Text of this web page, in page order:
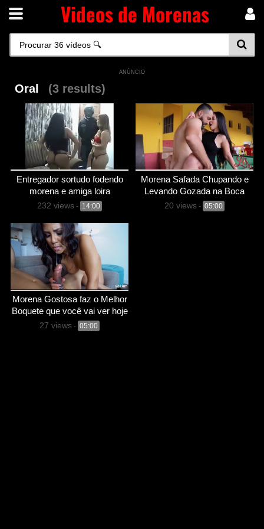
Videos de Morenas
ANÚNCIO
Oral (3 results)
Entregador sortudo fodendo
morena e amiga loira
232 views - 14:00
Morena Safada Chupando e
Levando Gozada na Boca
20 views - 05:00
Morena Gostosa faz o Melhor
Boquete que você vai ver hoje
27 views - 05:00